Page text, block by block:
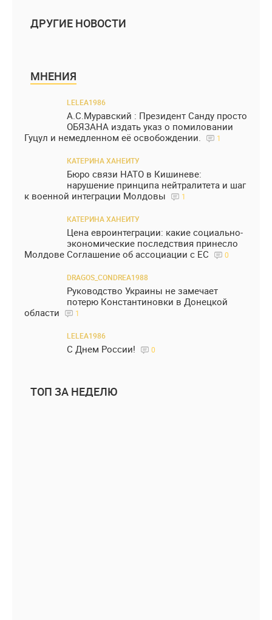
ДРУГИЕ НОВОСТИ
МНЕНИЯ
LELEA1986
А.С.Муравский : Президент Санду просто
ОБЯЗАНА издать указ о помиловании
Гуцул и немедленном её освобождении.
1
КАТЕРИНА ХАНЕИТУ
Бюро связи НАТО в Кишиневе:
нарушение принципа нейтралитета и шаг
к военной интеграции Молдовы
1
КАТЕРИНА ХАНЕИТУ
Цена евроинтеграции: какие социально-
экономические последствия принесло
Молдове Соглашение об ассоциации с ЕС
0
DRAGOS_CONDREA1988
Руководство Украины не замечает
потерю Константиновки в Донецкой
области
1
LELEA1986
С Днем России! 0
ТОП ЗА НЕДЕЛЮ